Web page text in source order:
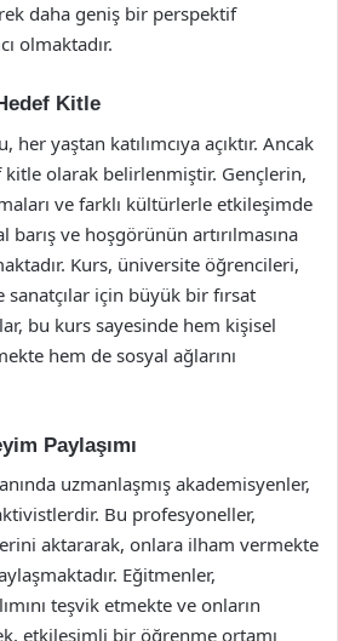
daha geniş bir perspektif
olmaktadır.
Kitle
her yaştan katılımcıya açıktır. Ancak
olarak belirlenmiştir. Gençlerin,
ve farklı kültürlerle etkileşimde
ve hoşgörünün artırılmasına
Kurs, üniversite öğrencileri,
için büyük bir fırsat
bu kurs sayesinde hem kişisel
hem de sosyal ağlarını
Paylaşımı
uzmanlaşmış akademisyenler,
Bu profesyoneller,
aktararak, onlara ilham vermekte
Eğitmenler,
teşvik etmekte ve onların
etkileşimli bir öğrenme ortamı